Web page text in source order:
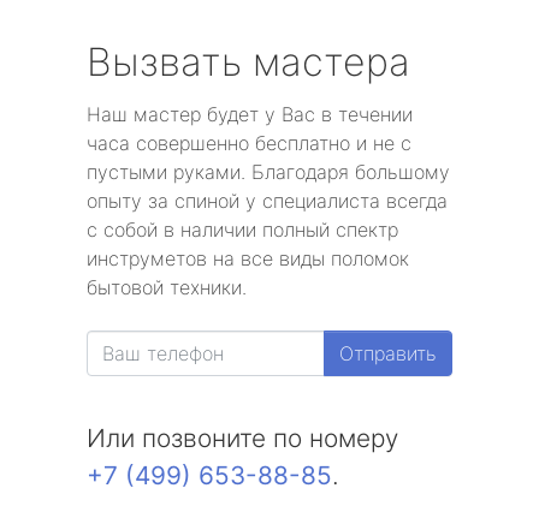
Вызвать мастера
Наш мастер будет у Вас в течении
часа совершенно бесплатно и не с
пустыми руками. Благодаря большому
опыту за спиной у специалиста всегда
с собой в наличии полный спектр
инструметов на все виды поломок
бытовой техники.
Отправить
Или позвоните по номеру
+7 (499) 653-88-85.